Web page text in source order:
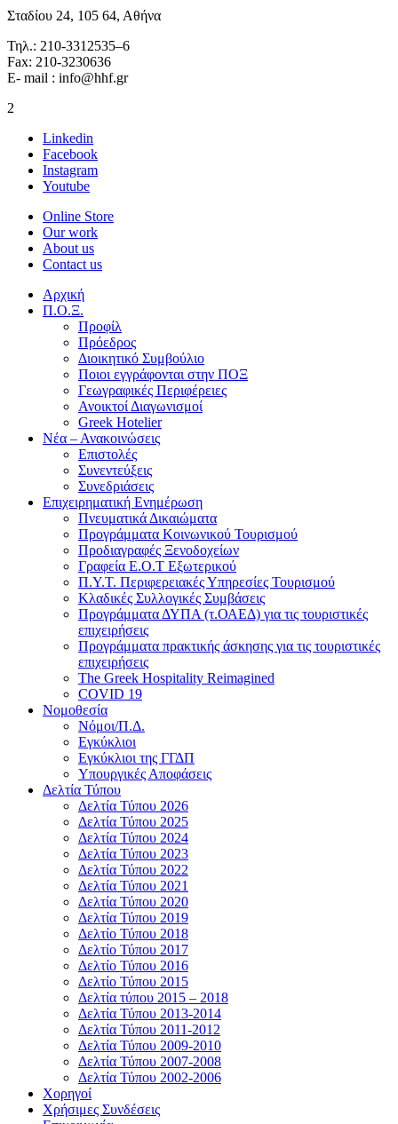
Σταδίου 24, 105 64, Αθήνα
Τηλ.: 210-3312535–6
Fax: 210-3230636
E- mail : info@hhf.gr
2
Linkedin
Facebook
Instagram
Youtube
Online Store
Our work
About us
Contact us
Αρχική
Π.Ο.Ξ.
Προφίλ
Πρόεδρος
Διοικητικό Συμβούλιο
Ποιοι εγγράφονται στην ΠΟΞ
Γεωγραφικές Περιφέρειες
Ανοικτοί Διαγωνισμoί
Greek Hotelier
Νέα – Ανακοινώσεις
Επιστολές
Συνεντεύξεις
Συνεδριάσεις
Επιχειρηματική Ενημέρωση
Πνευματικά Δικαιώματα
Προγράμματα Κοινωνικού Τουρισμού
Προδιαγραφές Ξενοδοχείων
Γραφεία Ε.Ο.Τ Εξωτερικού
Π.Υ.Τ. Περιφερειακές Υπηρεσίες Τουρισμού
Κλαδικές Συλλογικές Συμβάσεις
Προγράμματα ΔΥΠΑ (τ.ΟΑΕΔ) για τις τουριστικές
επιχειρήσεις
Προγράμματα πρακτικής άσκησης για τις τουριστικές
επιχειρήσεις
The Greek Hospitality Reimagined
COVID 19
Νομοθεσία
Νόμοι/Π.Δ.
Εγκύκλιοι
Εγκύκλιοι της ΓΓΔΠ
Υπουργικές Αποφάσεις
Δελτία Τύπου
Δελτία Τύπου 2026
Δελτία Τύπου 2025
Δελτία Τύπου 2024
Δελτία Τύπου 2023
Δελτία Τύπου 2022
Δελτία Τύπου 2021
Δελτία Τύπου 2020
Δελτία Τύπου 2019
Δελτίο Τύπου 2018
Δελτίο Τύπου 2017
Δελτίο Τύπου 2016
Δελτίο Τύπου 2015
Δελτία τύπου 2015 – 2018
Δελτία Τύπου 2013-2014
Δελτία Τύπου 2011-2012
Δελτία Τύπου 2009-2010
Δελτία Τύπου 2007-2008
Δελτία Τύπου 2002-2006
Χορηγοί
Χρήσιμες Συνδέσεις